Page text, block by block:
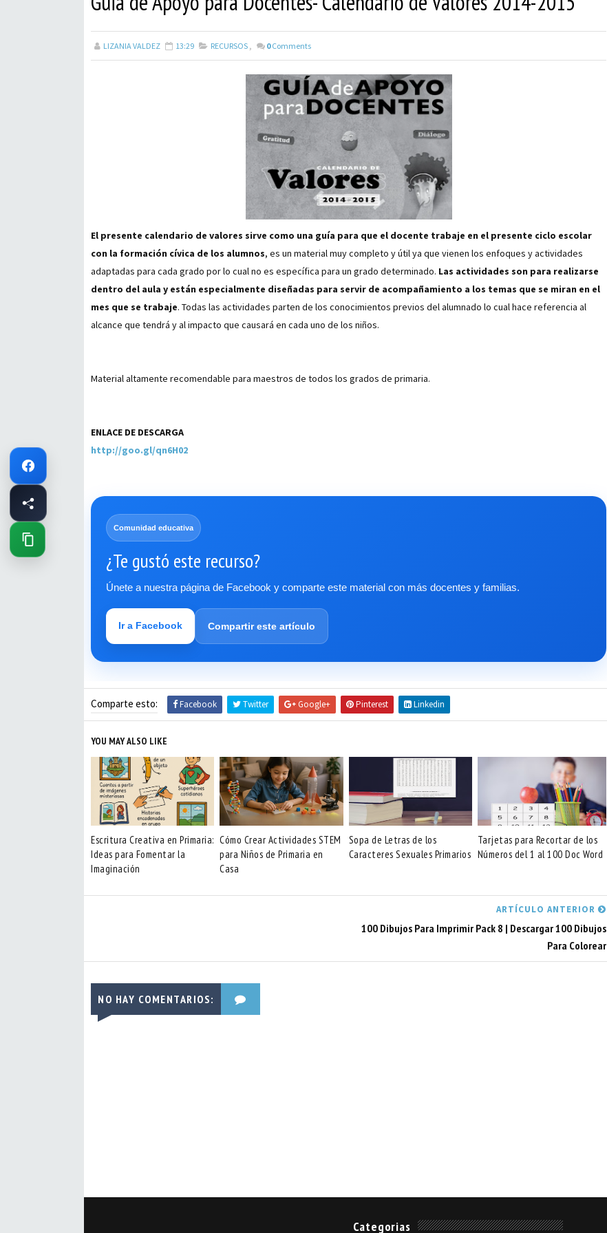
LIZANIA VALDEZ 13:29 RECURSOS , 0 Comments
El presente calendario de valores sirve como una guía para que el docente trabaje en el presente ciclo escolar
con la formación cívica de los alumnos, es un material muy completo y útil ya que vienen los enfoques y actividades
adaptadas para cada grado por lo cual no es específica para un grado determinado. Las actividades son para realizarse
dentro del aula y están especialmente diseñadas para servir de acompañamiento a los temas que se miran en el
mes que se trabaje. Todas las actividades parten de los conocimientos previos del alumnado lo cual hace referencia al
alcance que tendrá y al impacto que causará en cada uno de los niños.
Material altamente recomendable para maestros de todos los grados de primaria.
ENLACE DE DESCARGA
http://goo.gl/qn6H02
Comunidad educativa
¿Te gustó este recurso?
Únete a nuestra página de Facebook y comparte este material con más docentes y familias.
Ir a Facebook Compartir este artículo
Comparte esto: Facebook Twitter Google+ Pinterest Linkedin
YOU MAY ALSO LIKE
Escritura Creativa en Primaria:
Ideas para Fomentar la
Imaginación
Cómo Crear Actividades STEM
para Niños de Primaria en
Casa
Sopa de Letras de los
Caracteres Sexuales Primarios
Tarjetas para Recortar de los
Números del 1 al 100 Doc Word
ARTÍCULO ANTERIOR
100 Dibujos Para Imprimir Pack 8 | Descargar 100 Dibujos
Para Colorear
NO HAY COMENTARIOS:
Categorias